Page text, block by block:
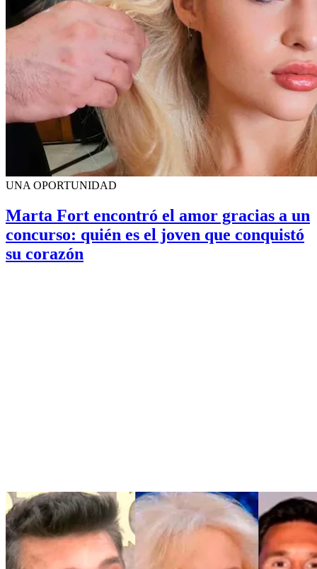
UNA OPORTUNIDAD
Marta Fort encontró el amor gracias a un
concurso: quién es el joven que conquistó
su corazón